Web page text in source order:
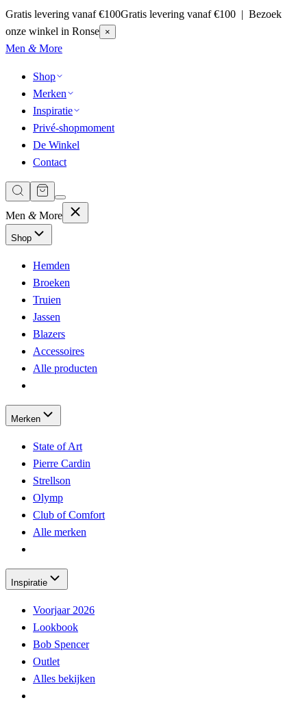
Gratis levering vanaf €100Gratis levering vanaf €100 | Bezoek
onze winkel in Ronse ×
Men &More
Shop
Merken
Inspiratie
Privé-shopmoment
De Winkel
Contact
Men &More
Shop
Hemden
Broeken
Truien
Jassen
Blazers
Accessoires
Alle producten
Merken
State of Art
Pierre Cardin
Strellson
Olymp
Club of Comfort
Alle merken
Inspiratie
Voorjaar 2026
Lookbook
Bob Spencer
Outlet
Alles bekijken